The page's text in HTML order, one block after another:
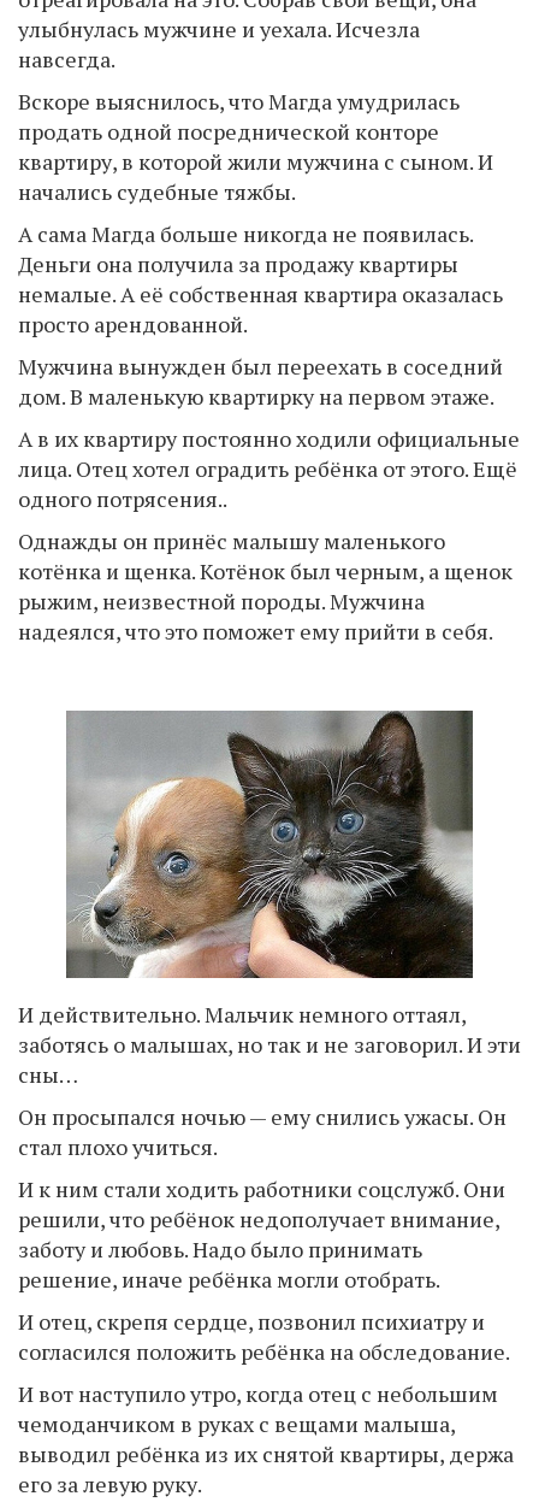
улыбнулась мужчине и уехала. Исчезла
навсегда.
Вскоре выяснилось, что Магда умудрилась
продать одной посреднической конторе
квартиру, в которой жили мужчина с сыном. И
начались судебные тяжбы.
А сама Магда больше никогда не появилась.
Деньги она получила за продажу квартиры
немалые. А её собственная квартира оказалась
просто арендованной.
Мужчина вынужден был переехать в соседний
дом. В маленькую квартирку на первом этаже.
А в их квартиру постоянно ходили официальные
лица. Отец хотел оградить ребёнка от этого. Ещё
одного потрясения..
Однажды он принёс малышу маленького
котёнка и щенка. Котёнок был черным, а щенок
рыжим, неизвестной породы. Мужчина
надеялся, что это поможет ему прийти в себя.
И действительно. Мальчик немного оттаял,
заботясь о малышах, но так и не заговорил. И эти
сны…
Он просыпался ночью — ему снились ужасы. Он
стал плохо учиться.
И к ним стали ходить работники соцслужб. Они
решили, что ребёнок недополучает внимание,
заботу и любовь. Надо было принимать
решение, иначе ребёнка могли отобрать.
И отец, скрепя сердце, позвонил психиатру и
согласился положить ребёнка на обследование.
И вот наступило утро, когда отец с небольшим
чемоданчиком в руках с вещами малыша,
выводил ребёнка из их снятой квартиры, держа
его за левую руку.